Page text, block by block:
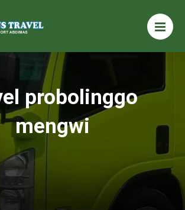
probolinggo
mengwi